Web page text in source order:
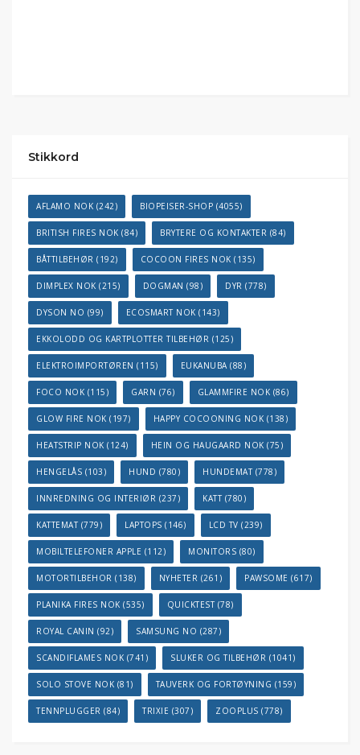
Stikkord
AFLAMO NOK (242) BIOPEISER-SHOP (4055)
BRITISH FIRES NOK (84) BRYTERE OG KONTAKTER (84)
BÅTTILBEHØR (192) COCOON FIRES NOK (135)
DIMPLEX NOK (215) DOGMAN (98) DYR (778)
DYSON NO (99) ECOSMART NOK (143)
EKKOLODD OG KARTPLOTTER TILBEHØR (125)
ELEKTROIMPORTØREN (115) EUKANUBA(88)
FOCO NOK (115) GARN (76) GLAMMFIRE NOK (86)
GLOW FIRE NOK (197) HAPPY COCOONING NOK (138)
HEATSTRIP NOK (124) HEIN OG HAUGAARD NOK (75)
HENGELÅS (103) HUND (780) HUNDEMAT(778)
INNREDNING OG INTERIØR (237) KATT(780)
KATTEMAT(779) LAPTOPS (146) LCD TV (239)
MOBILTELEFONER APPLE (112) MONITORS (80)
MOTORTILBEHOR (138) NYHETER (261) PAWSOME (617)
PLANIKA FIRES NOK (535) QUICKTEST(78)
ROYAL CANIN (92) SAMSUNG NO (287)
SCANDIFLAMES NOK (741) SLUKER OG TILBEHØR (1041)
SOLO STOVE NOK (81) TAUVERK OG FORTØYNING (159)
TENNPLUGGER (84) TRIXIE (307) ZOOPLUS (778)